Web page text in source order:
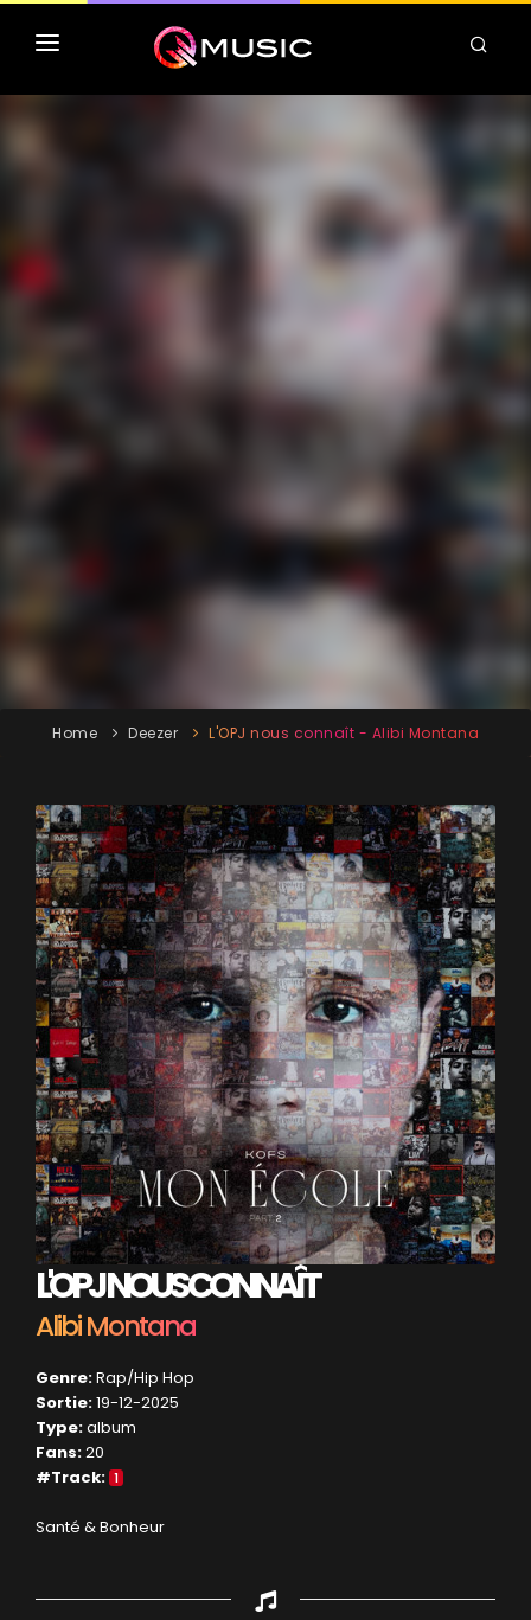
TOP MP3 ITUNES
CLASSEMENT DEEZER
Home Deezer L'OPJ nous connaît - Alibi Montana
L'OPJ NOUS CONNAÎT
Alibi Montana
Genre:Rap/Hip Hop
Sortie:19-12-2025
Type:album
Fans:20
#Track: 1
Santé & Bonheur